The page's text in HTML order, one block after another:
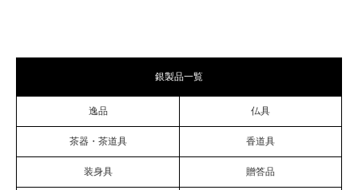
銀製品一覧
逸品 仏具
茶器・茶道具 香道具
装身具 贈答品